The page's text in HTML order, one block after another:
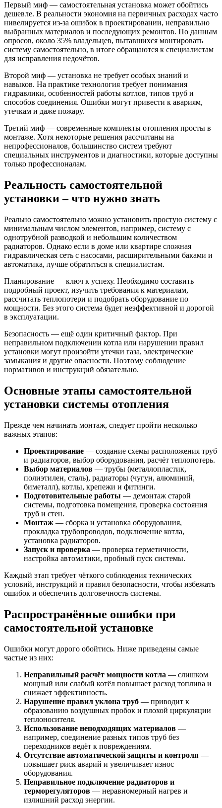
Первый миф — самостоятельная установка может обойтись
дешевле. В реальности экономия на первичных расходах часто
нивелируется из-за ошибок в проектировании, неправильно
выбранных материалов и последующих ремонтов. По данным
опросов, около 35% владельцев, пытавшихся монтировать
систему самостоятельно, в итоге обращаются к специалистам
для исправления недочётов.
Второй миф — установка не требует особых знаний и
навыков. На практике технология требует понимания
гидравлики, особенностей работы котлов, типов труб и
способов соединения. Ошибки могут привести к авариям,
утечкам и даже пожару.
Третий миф — современные комплекты отопления просты в
монтаже. Хотя некоторые решения рассчитаны на
непрофессионалов, большинство систем требуют
специальных инструментов и диагностики, которые доступны
только профессионалам.
Реальность самостоятельной
установки – что нужно знать
Реально самостоятельно можно установить простую систему с
минимальным числом элементов, например, систему с
однотрубной разводкой и небольшим количеством
радиаторов. Однако если в доме или квартире сложная
гидравлическая сеть с насосами, расширительными баками и
автоматика, лучше обратиться к специалистам.
Планирование — ключ к успеху. Необходимо составить
подробный проект, изучить требования к материалам,
рассчитать теплопотери и подобрать оборудование по
мощности. Без этого система будет неэффективной и дорогой
в эксплуатации.
Безопасность — ещё один критичный фактор. При
неправильном подключении котла или нарушении правил
установки могут произойти утечки газа, электрические
замыкания и другие опасности. Поэтому соблюдение
нормативов и инструкций обязательно.
Основные этапы самостоятельной
установки системы отопления
Прежде чем начинать монтаж, следует пройти несколько
важных этапов:
Проектирование — создание схемы расположения труб
и радиаторов, выбор оборудования, расчёт теплопотерь.
Выбор материалов — трубы (металлопластик,
полиэтилен, сталь), радиаторы (чугун, алюминий,
биметалл), котлы, крепежи и фитинги.
Подготовительные работы — демонтаж старой
системы, подготовка помещения, проверка состояния
труб и стен.
Монтаж — сборка и установка оборудования,
прокладка трубопроводов, подключение котла,
установка радиаторов.
Запуск и проверка — проверка герметичности,
настройка автоматики, пробный пуск системы.
Каждый этап требует чёткого соблюдения технических
условий, инструкций и правил безопасности, чтобы избежать
ошибок и обеспечить долговечность системы.
Распространённые ошибки при
самостоятельной установке
Ошибки могут дорого обойтись. Ниже приведены самые
частые из них:
Неправильный расчёт мощности котла — слишком
мощный или слабый котёл повышает расход топлива и
снижает эффективность.
Нарушение правил уклона труб — приводит к
образованию воздушных пробок и плохой циркуляции
теплоносителя.
Использование неподходящих материалов —
например, соединение разных типов труб без
переходников ведёт к повреждениям.
Отсутствие автоматической защиты и контроля —
повышает риск аварий и увеличивает износ
оборудования.
Неправильное подключение радиаторов и
терморегуляторов — неравномерный нагрев и
излишний расход энергии.